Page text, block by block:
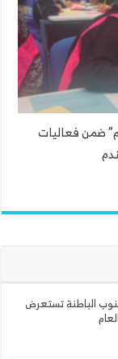
ضمن فعاليات
الباطنة تستعرض